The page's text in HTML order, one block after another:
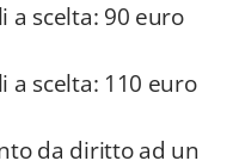
a scelta: 90 euro
a scelta: 110 euro
da diritto ad un